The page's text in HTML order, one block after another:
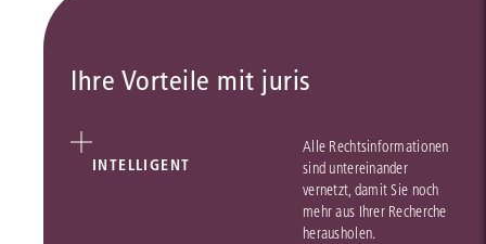
Ihre Vorteile mit juris
INTELLIGENT
Alle Rechtsinformationen
sind untereinander
vernetzt, damit Sie noch
mehr aus Ihrer Recherche
herausholen.